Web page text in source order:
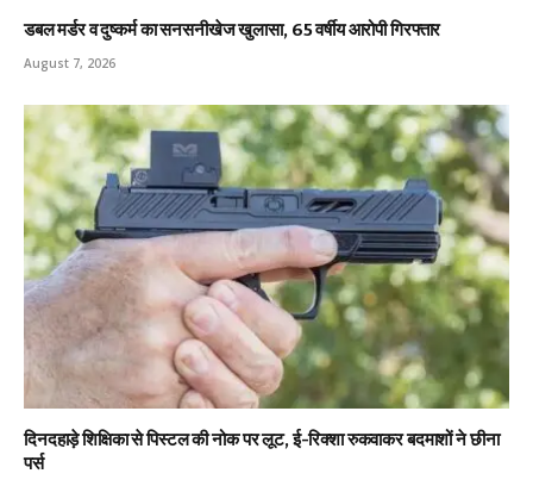
डबल मर्डर व दुष्कर्म का सनसनीखेज खुलासा, 65 वर्षीय आरोपी गिरफ्तार
August 7, 2026
दिनदहाड़े शिक्षिका से पिस्टल की नोक पर लूट, ई-रिक्शा रुकवाकर बदमाशों ने छीना
पर्स